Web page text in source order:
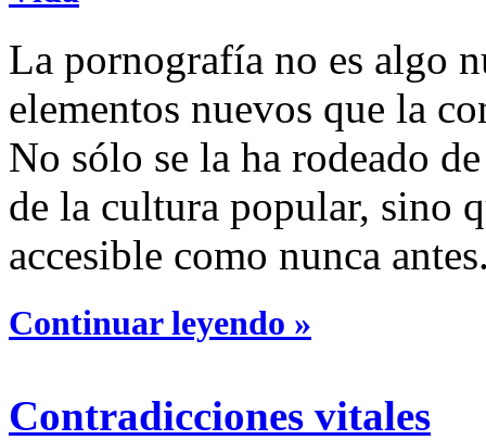
La pornografía no es algo
elementos nuevos que la
No sólo se la ha rodeado
de la cultura popular, sino
accesible como nunca
Continuar leyendo »
Contradicciones vitales